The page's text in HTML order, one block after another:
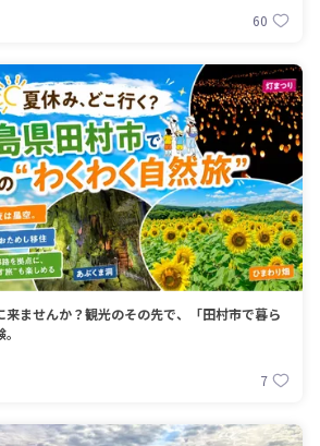
60
来ませんか？観光のその先で、「田村市で暮ら
7